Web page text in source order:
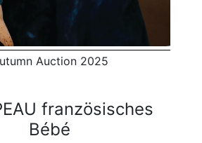
Auction 2025
französisches
Bébé